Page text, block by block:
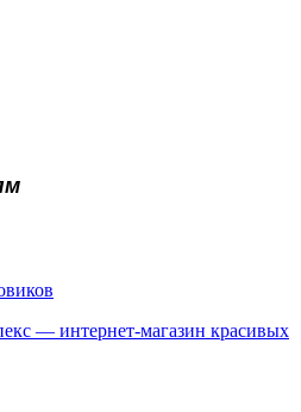
— интернет-магазин красивых